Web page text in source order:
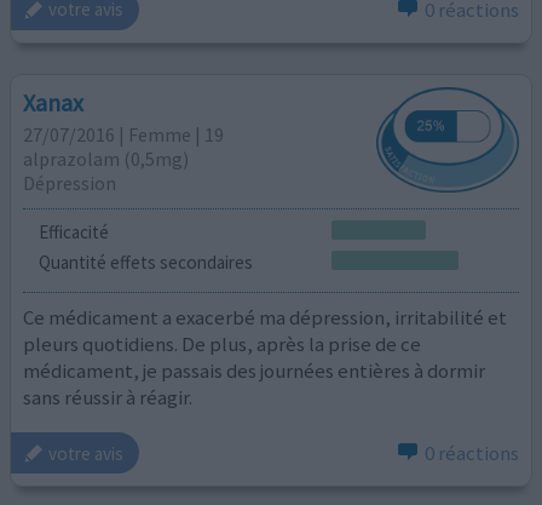
votre avis 0 réactions
Xanax
27/07/2016 | Femme | 19
alprazolam (0,5mg)
Dépression
Efficacité
Quantité effets secondaires
Ce médicament a exacerbé ma dépression, irritabilité et
pleurs quotidiens. De plus, après la prise de ce
médicament, je passais des journées entières à dormir
sans réussir à réagir.
votre avis 0 réactions